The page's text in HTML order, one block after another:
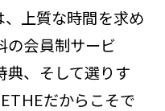
上質な時間を求め
の会員制サービ
典、そして選りす
だからこそで